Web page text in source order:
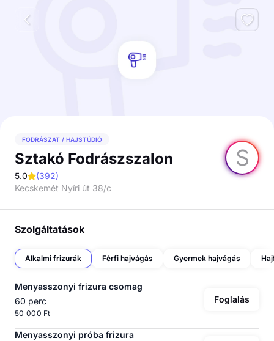
S
FODRÁSZAT / HAJSTÚDIÓ
Sztakó Fodrászszalon
5.0 (392)
Kecskemét Nyíri út 38/c
Szolgáltatások
Alkalmi frizurák Férfi hajvágás Gyermek hajvágás
Menyasszonyi frizura csomag
60 perc
50 000 Ft
Foglalás
Menyasszonyi próba frizura